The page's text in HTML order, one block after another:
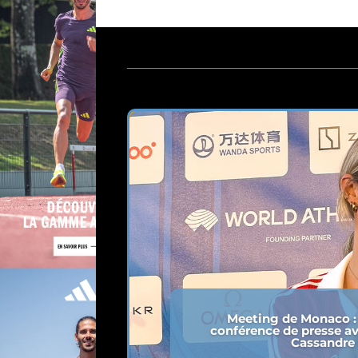
Meeting de Monaco
conférence de presse